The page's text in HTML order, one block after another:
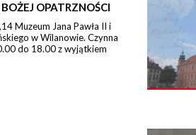
OPATRZNOŚCI
Muzeum Jana Pawła II i
w Wilanowie. Czynna
do 18.00 z wyjątkiem